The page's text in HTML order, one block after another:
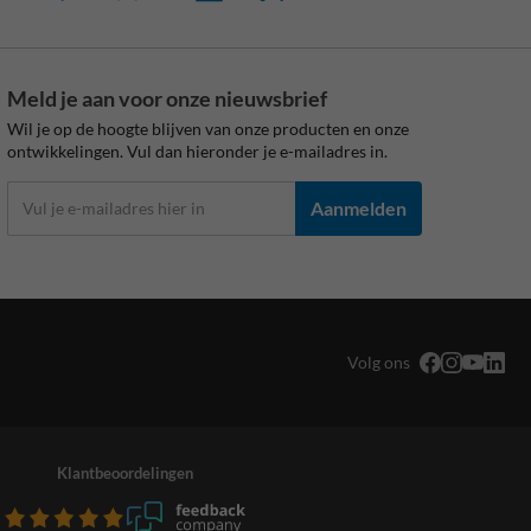
Meld je aan voor onze nieuwsbrief
Wil je op de hoogte blijven van onze producten en onze
ontwikkelingen. Vul dan hieronder je e-mailadres in.
Aanmelden
Volg ons
Klantbeoordelingen